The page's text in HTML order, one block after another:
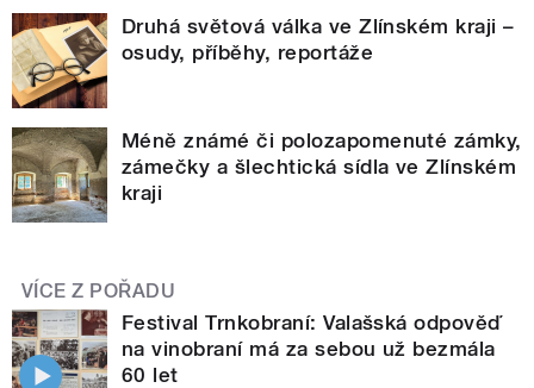
Druhá světová válka ve Zlínském kraji –
osudy, příběhy, reportáže
Méně známé či polozapomenuté zámky,
zámečky a šlechtická sídla ve Zlínském
kraji
VÍCE Z POŘADU
Festival Trnkobraní: Valašská odpověď
na vinobraní má za sebou už bezmála
60 let